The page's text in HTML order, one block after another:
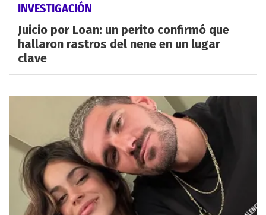
INVESTIGACIÓN
Juicio por Loan: un perito confirmó que
hallaron rastros del nene en un lugar
clave